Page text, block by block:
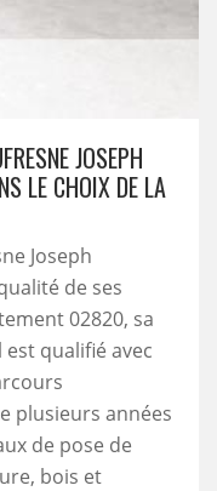
JOSEPH
LE CHOIX DE LA
Joseph
de ses
02820, sa
qualifié avec
plusieurs années
de pose de
bois et